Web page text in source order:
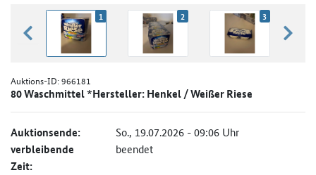
zurück blättern
1 2 3
Auktions-ID:966181
80 Waschmittel *Hersteller: Henkel / Weißer Riese
Auktionsende: So., 19.07.2026 - 09:06 Uhr
verbleibende
Zeit:
beendet